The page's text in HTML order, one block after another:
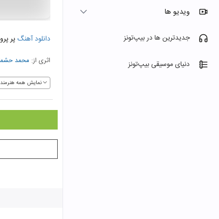
ویدیو ها
جدیدترین ها در بیپ‌تونز
دنیای موسیقی بیپ‌تونز
دانلود آهنگ پر
اثری از: محمد
نمایش همه